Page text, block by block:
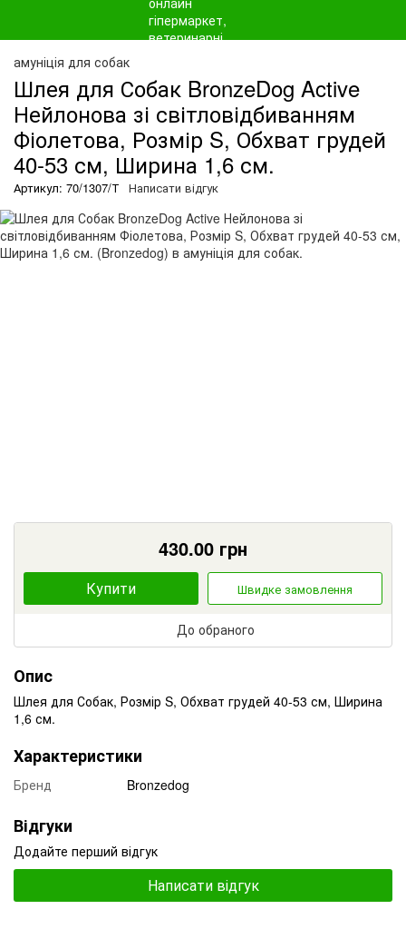
амуніція для собак
Шлея для Собак BronzeDog Active
Нейлонова зі світловідбиванням
Фіолетова, Розмір S, Обхват грудей
40-53 см, Ширина 1,6 см.
Артикул: 70/1307/Т Написати відгук
430.00 грн
Купити Швидке замовлення
До обраного
Опис
Шлея для Собак, Розмір S, Обхват грудей 40-53 см, Ширина
1,6 см.
Характеристики
Бренд Bronzedog
Відгуки
Додайте перший відгук
Написати відгук